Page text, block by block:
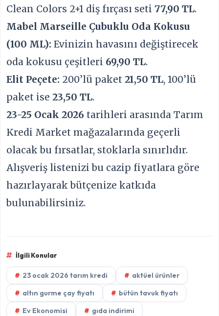
Clean Colors 2+1 diş fırçası seti77,90 TL.
Mabel Marseille Çubuklu Oda Kokusu
(100 ML): Evinizin havasını değiştirecek
oda kokusu çeşitleri 69,90 TL.
Elit Peçete: 200’lü paket21,50 TL, 100’lü
paket ise23,50 TL.
23-25 Ocak 2026 tarihleri arasında Tarım
Kredi Market mağazalarında geçerli
olacak bu fırsatlar, stoklarla sınırlıdır.
Alışveriş listenizi bu cazip fiyatlara göre
hazırlayarak bütçenize katkıda
bulunabilirsiniz.
İlgili Konular
23 ocak 2026 tarım kredi
aktüel ürünler
altın gurme çay fiyatı
bütün tavuk fiyatı
Ev Ekonomisi
gıda indirimi